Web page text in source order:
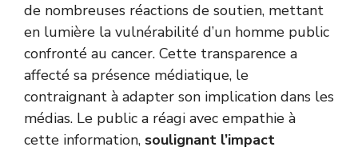
de nombreuses réactions de soutien, mettant
en lumière la vulnérabilité d’un homme public
confronté au cancer. Cette transparence a
affecté sa présence médiatique, le
contraignant à adapter son implication dans les
médias. Le public a réagi avec empathie à
cette information, soulignant l’impact